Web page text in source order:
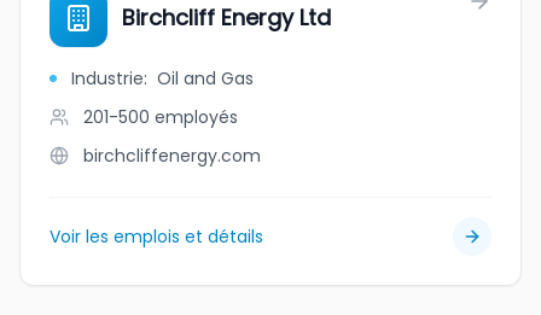
Birchcliff Energy Ltd
Industrie: Oil and Gas
201-500 employés
birchcliffenergy.com
Voir les emplois et détails